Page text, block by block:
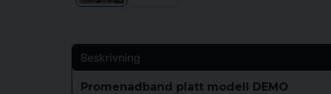
Beskrivning
Promenadband platt modell DEMO